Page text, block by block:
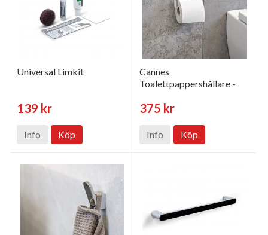
Universal Limkit
139 kr
Info Köp
Cannes
Toalettpappershållare -
375 kr
Info Köp